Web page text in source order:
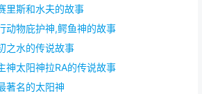
里斯和水夫的故事
动物庇护神,鳄鱼神的故事
之水的传说故事
神太阳神拉RA的传说故事
著名的太阳神